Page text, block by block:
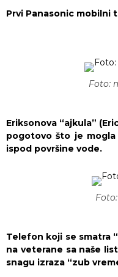
Prvi Panasonic mobilni
Foto:
Eriksonova “ajkula”
pogotovo što je
ispod površine vode.
Telefon koji se smatra
na veterane sa naše
snagu izraza “zub